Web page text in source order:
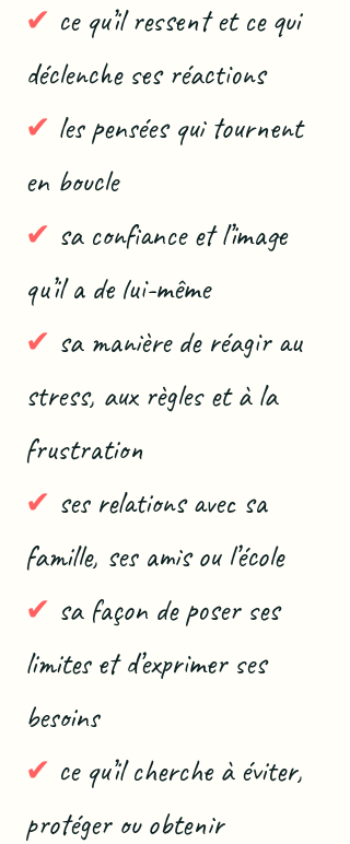
✔ ce qu’il ressent et ce qui
déclenche ses réactions
✔ les pensées qui tournent
en boucle
✔ sa confiance et l’image
qu’il a de lui-même
✔ sa manière de réagir au
stress, aux règles et à la
frustration
✔ ses relations avec sa
famille, ses amis ou l’école
✔ sa façon de poser ses
limites et d’exprimer ses
besoins
✔ ce qu’il cherche à éviter,
protéger ou obtenir